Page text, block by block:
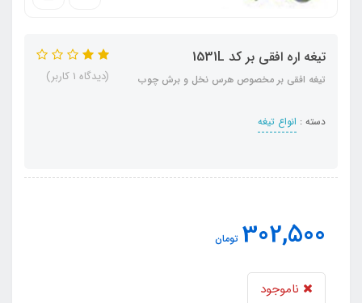
تیغه اره افقی بر کد 1531L
تیغه افقی بر مخصوص هرس نخل و برش چوب
دسته : انواع تیغه
(دیدگاه 1 کاربر)
302,500 تومان
ناموجود